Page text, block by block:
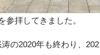
参拝してきました。
の2020年も終わり、